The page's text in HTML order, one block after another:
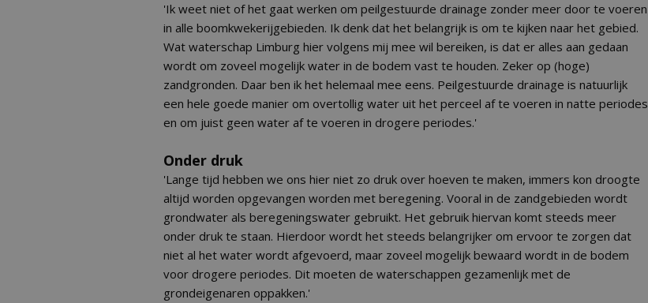
'Ik weet niet of het gaat werken om peilgestuurde drainage zonder meer door te voeren
in alle boomkwekerijgebieden. Ik denk dat het belangrijk is om te kijken naar het gebied.
Wat waterschap Limburg hier volgens mij mee wil bereiken, is dat er alles aan gedaan
wordt om zoveel mogelijk water in de bodem vast te houden. Zeker op (hoge)
zandgronden. Daar ben ik het helemaal mee eens. Peilgestuurde drainage is natuurlijk
een hele goede manier om overtollig water uit het perceel af te voeren in natte periodes
en om juist geen water af te voeren in drogere periodes.'
Onder druk
'Lange tijd hebben we ons hier niet zo druk over hoeven te maken, immers kon droogte
altijd worden opgevangen worden met beregening. Vooral in de zandgebieden wordt
grondwater als beregeningswater gebruikt. Het gebruik hiervan komt steeds meer
onder druk te staan. Hierdoor wordt het steeds belangrijker om ervoor te zorgen dat
niet al het water wordt afgevoerd, maar zoveel mogelijk bewaard wordt in de bodem
voor drogere periodes. Dit moeten de waterschappen gezamenlijk met de
grondeigenaren oppakken.'